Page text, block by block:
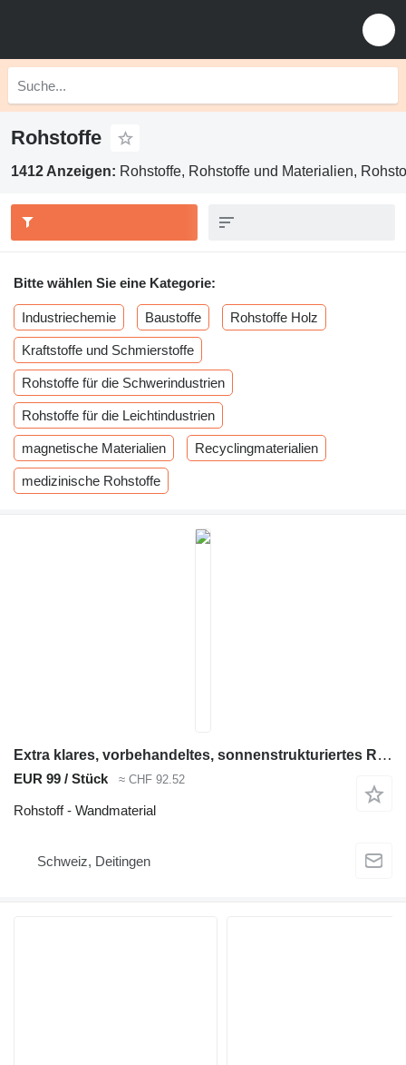
Rohstoffe
1412 Anzeigen: Rohstoffe, Rohstoffe und Materialien,
Bitte wählen Sie eine Kategorie:
Industriechemie Baustoffe Rohstoffe Holz
Kraftstoffe und Schmierstoffe
Rohstoffe für die Schwerindustrien
Rohstoffe für die Leichtindustrien
magnetische Materialien Recyclingmaterialien
medizinische Rohstoffe
Extra klares, vorbehandeltes, sonnenstrukturiertes Rohglas 3660 x 2150 x 4 mm
EUR 99 / Stück ≈ CHF 92.52
Rohstoff - Wandmaterial
Schweiz, Deitingen